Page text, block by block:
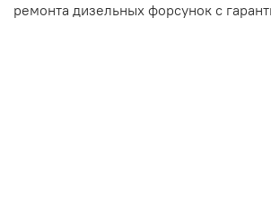
ремонта дизельных форсунок с